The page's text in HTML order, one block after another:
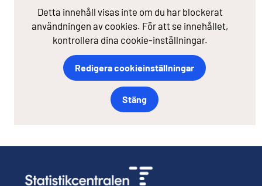
Detta innehåll visas inte om du har blockerat
användningen av cookies. För att se innehållet,
kontrollera dina cookie-inställningar.
Redigera cookieinställningar
Stäng